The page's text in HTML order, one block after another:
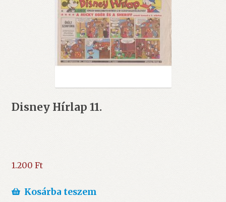
Disney Hírlap 11.
1.200 Ft
Kosárba teszem